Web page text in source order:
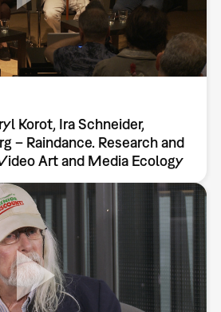
Korot, Ira Schneider,
– Raindance. Research and
Art and Media Ecology